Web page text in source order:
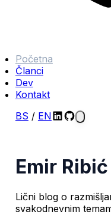
Početna
Članci
Dev
Kontakt
BS / EN
Emir Ribić
Lični blog o
svakodnevnim